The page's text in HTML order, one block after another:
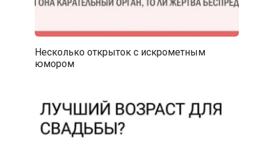
Несколько открыток с искрометным
юмором